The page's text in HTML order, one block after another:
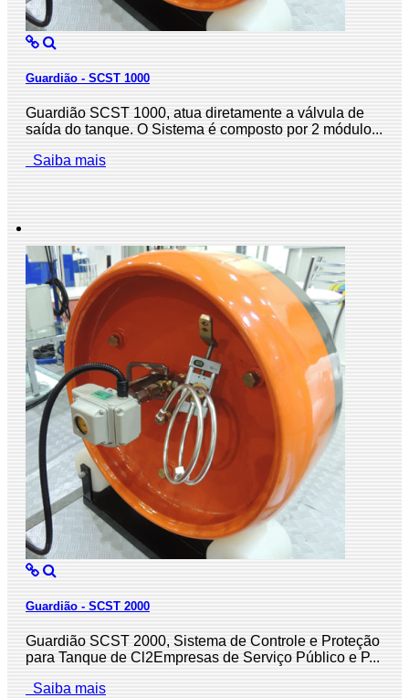
Guardião - SCST 1000
Guardião SCST 1000, atua diretamente a válvula de
saída do tanque. O Sistema é composto por 2 módulo...
Saiba mais
Guardião - SCST 2000
Guardião SCST 2000, Sistema de Controle e Proteção
para Tanque de Cl2Empresas de Serviço Público e P...
Saiba mais